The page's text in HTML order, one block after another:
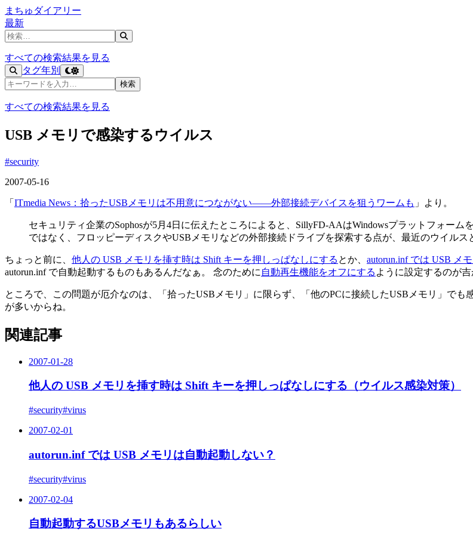
まちゅダイアリー
最新
記事を検索
すべての検索結果を見る
タグ年別
記事を検索
検索
すべての検索結果を見る
USB メモリで感染するウイルス
#security
2007-05-16
「 ITmedia News：拾ったUSBメモリは不用意につながない——外部接続デバイスを狙うワームも 」より。
セキュリティ企業のSophosが5月4日に伝えたところによると、SillyFD-AAはWindowsプラットフォー
ではなく、フロッピーディスクやUSBメモリなどの外部接続ドライブを探索する点が、最近のウイルス
ちょっと前に、 他人の USB メモリを挿す時は Shift キーを押しっぱなしにする とか、 autorun.inf では USB メ
autorun.inf で自動起動するものもあるんだなぁ。 念のために 自動再生機能をオフにする ように設定するのが吉
ところで、この問題が厄介なのは、「拾ったUSBメモリ」に限らず、「他のPCに接続したUSBメモリ」で
が多いからね。
関連記事
2007-01-28
他人の USB メモリを挿す時は Shift キーを押しっぱなしにする（ウイルス感染対策）
#security#virus
2007-02-01
autorun.inf では USB メモリは自動起動しない？
#security#virus
2007-02-04
自動起動するUSBメモリもあるらしい